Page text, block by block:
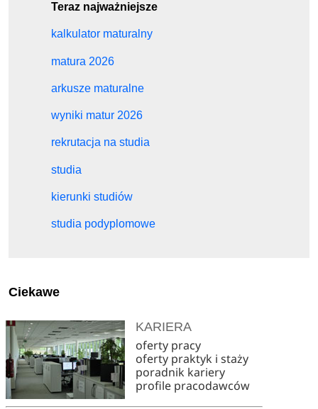
Teraz najważniejsze
kalkulator maturalny
matura 2026
arkusze maturalne
wyniki matur 2026
rekrutacja na studia
studia
kierunki studiów
studia podyplomowe
Ciekawe
KARIERA
oferty pracy
oferty praktyk i staży
poradnik kariery
profile pracodawców